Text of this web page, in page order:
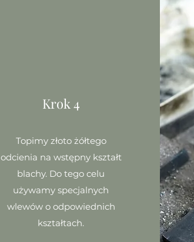
Krok 4
Topimy złoto żółtego
odcienia na wstępny kształt
blachy. Do tego celu
używamy specjalnych
wlewów o odpowiednich
kształtach.